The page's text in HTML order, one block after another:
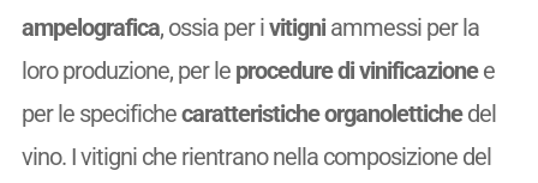
ampelografica, ossia per ivitigniammessi per la
loro produzione, per le procedure di vinificazionee
per le specifichecaratteristiche organolettichedel
vino. I vitigni che rientrano nella composizione del